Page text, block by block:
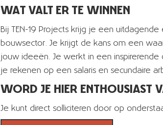
WAT VALT ER TE WINNEN
Bij TEN-19 Projects krijg je een
bouwsector. Je krijgt de kans om een
jouw ideeën. Je werkt in een
je rekenen op een salaris en secundaire
WORD JE HIER ENTHOUSIAST
Je kunt direct solliciteren door op